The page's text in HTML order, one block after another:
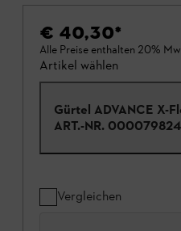
€ 40,30*
Alle Preise enthalten 20%
Artikel wählen
Gürtel ADVANCE X-
ART.-NR.
Vergleichen